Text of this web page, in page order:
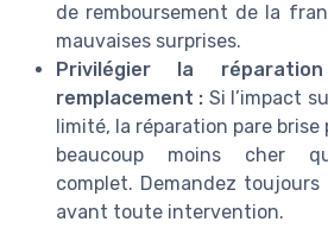
de remboursement de la
mauvaises surprises.
Privilégier la
remplacement : Si l’impact
limité, la réparation pare
beaucoup moins cher
complet. Demandez
avant toute intervention.